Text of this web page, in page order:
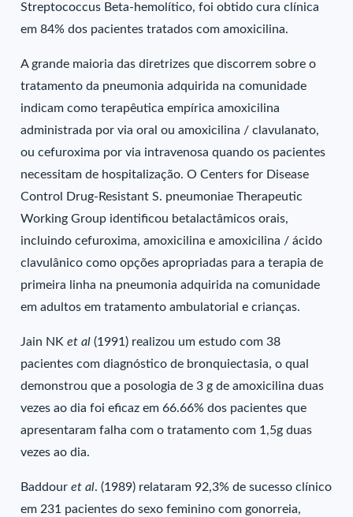
Streptococcus Beta-hemolítico, foi obtido cura clínica
em 84% dos pacientes tratados com amoxicilina.
A grande maioria das diretrizes que discorrem sobre o
tratamento da pneumonia adquirida na comunidade
indicam como terapêutica empírica amoxicilina
administrada por via oral ou amoxicilina / clavulanato,
ou cefuroxima por via intravenosa quando os pacientes
necessitam de hospitalização. O Centers for Disease
Control Drug-Resistant S. pneumoniae Therapeutic
Working Group identificou betalactâmicos orais,
incluindo cefuroxima, amoxicilina e amoxicilina / ácido
clavulânico como opções apropriadas para a terapia de
primeira linha na pneumonia adquirida na comunidade
em adultos em tratamento ambulatorial e crianças.
Jain NK et al (1991) realizou um estudo com 38
pacientes com diagnóstico de bronquiectasia, o qual
demonstrou que a posologia de 3 g de amoxicilina duas
vezes ao dia foi eficaz em 66.66% dos pacientes que
apresentaram falha com o tratamento com 1,5g duas
vezes ao dia.
Baddouret al. (1989) relataram 92,3% de sucesso clínico
em 231 pacientes do sexo feminino com gonorreia,